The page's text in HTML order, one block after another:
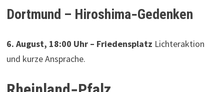
Dortmund – Hiroshima‑Gedenken
6. August, 18:00 Uhr – Friedensplatz Lichteraktion
und kurze Ansprache.